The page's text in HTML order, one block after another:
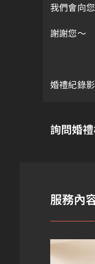
我們會向
謝謝您～
婚禮紀錄
詢問婚
服務內